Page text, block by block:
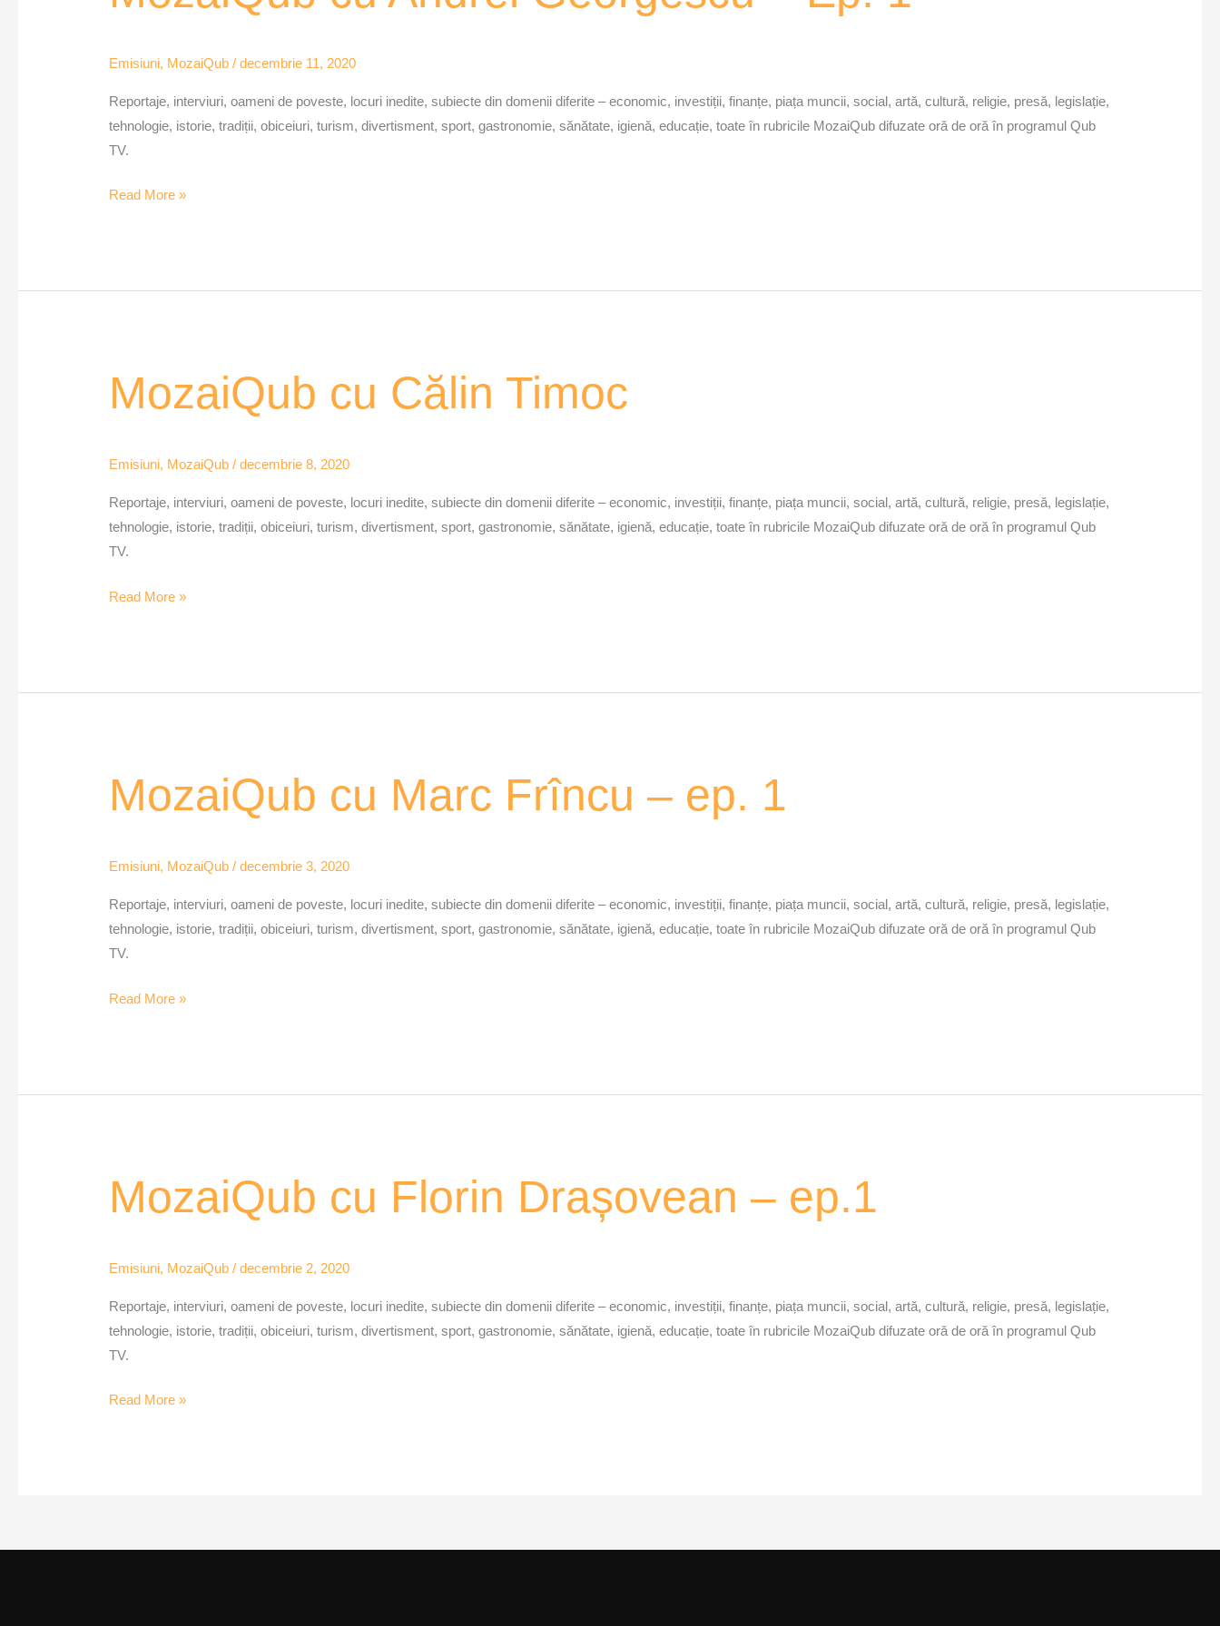
Emisiuni, MozaiQub /decembrie 11, 2020
Reportaje, interviuri, oameni de poveste, locuri inedite, subiecte din domenii diferite – economic, investiții, finanțe, piața muncii, social, artă, cultură, religie, presă, legislație,
tehnologie, istorie, tradiții, obiceiuri, turism, divertisment, sport, gastronomie, sănătate, igienă, educație, toate în rubricile MozaiQub difuzate oră de oră în programul Qub
TV.
–
Ep.
1
Read More »
MozaiQub cu Călin Timoc
Emisiuni, MozaiQub /decembrie 8, 2020
Reportaje, interviuri, oameni de poveste, locuri inedite, subiecte din domenii diferite – economic, investiții, finanțe, piața muncii, social, artă, cultură, religie, presă, legislație,
tehnologie, istorie, tradiții, obiceiuri, turism, divertisment, sport, gastronomie, sănătate, igienă, educație, toate în rubricile MozaiQub difuzate oră de oră în programul Qub
TV.
MozaiQub
cu
Read More »
MozaiQub cu Marc Frîncu – ep. 1
Emisiuni, MozaiQub /decembrie 3, 2020
Reportaje, interviuri, oameni de poveste, locuri inedite, subiecte din domenii diferite – economic, investiții, finanțe, piața muncii, social, artă, cultură, religie, presă, legislație,
tehnologie, istorie, tradiții, obiceiuri, turism, divertisment, sport, gastronomie, sănătate, igienă, educație, toate în rubricile MozaiQub difuzate oră de oră în programul Qub
TV.
MozaiQub
cu
–
ep.
1
Read More »
MozaiQub cu Florin Drașovean – ep.1
Emisiuni, MozaiQub /decembrie 2, 2020
Reportaje, interviuri, oameni de poveste, locuri inedite, subiecte din domenii diferite – economic, investiții, finanțe, piața muncii, social, artă, cultură, religie, presă, legislație,
tehnologie, istorie, tradiții, obiceiuri, turism, divertisment, sport, gastronomie, sănătate, igienă, educație, toate în rubricile MozaiQub difuzate oră de oră în programul Qub
TV.
MozaiQub
cu
–
ep.1
Read More »